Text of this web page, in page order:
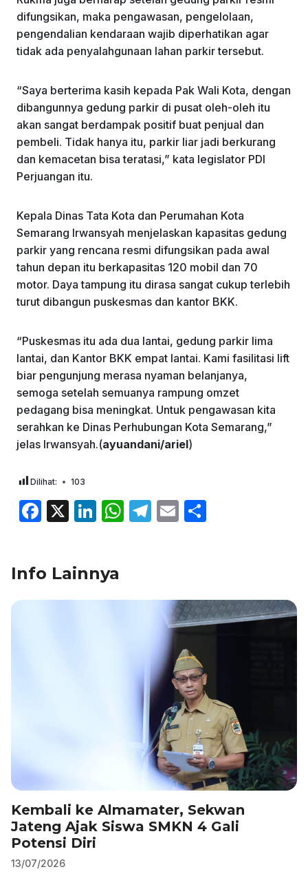
difungsikan, maka pengawasan, pengelolaan,
pengendalian kendaraan wajib diperhatikan agar
tidak ada penyalahgunaan lahan parkir tersebut.
“Saya berterima kasih kepada Pak Wali Kota, dengan
dibangunnya gedung parkir di pusat oleh-oleh itu
akan sangat berdampak positif buat penjual dan
pembeli. Tidak hanya itu, parkir liar jadi berkurang
dan kemacetan bisa teratasi,” kata legislator PDI
Perjuangan itu.
Kepala Dinas Tata Kota dan Perumahan Kota
Semarang Irwansyah menjelaskan kapasitas gedung
parkir yang rencana resmi difungsikan pada awal
tahun depan itu berkapasitas 120 mobil dan 70
motor. Daya tampung itu dirasa sangat cukup terlebih
turut dibangun puskesmas dan kantor BKK.
“Puskesmas itu ada dua lantai, gedung parkir lima
lantai, dan Kantor BKK empat lantai. Kami fasilitasi lift
biar pengunjung merasa nyaman belanjanya,
semoga setelah semuanya rampung omzet
pedagang bisa meningkat. Untuk pengawasan kita
serahkan ke Dinas Perhubungan Kota Semarang,”
jelas Irwansyah.(ayuandani/ariel)
Dilihat: 103
F
e
b
X
Li
e
dI
W
A
T
a
m
E
Info Lainnya
Kembali ke Almamater, Sekwan
Jateng Ajak Siswa SMKN 4 Gali
Potensi Diri
13/07/2026